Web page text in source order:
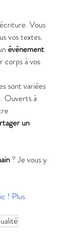
Vous
vos textes.
événement
à vos
sont variées
Ouverts à
un
? Je vous y
! Plus